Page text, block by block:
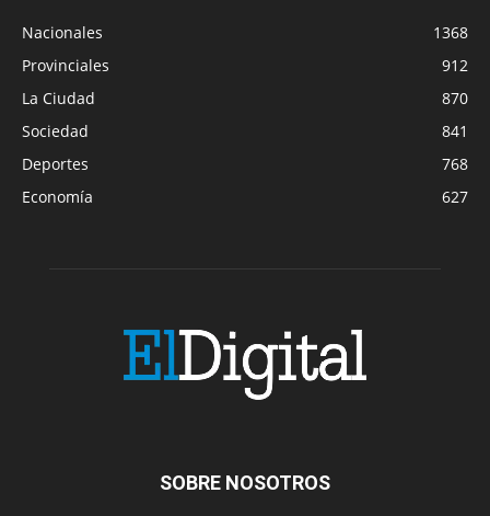
Nacionales
1368
Provinciales
912
La Ciudad
870
Sociedad
841
Deportes
768
Economía
627
SOBRE NOSOTROS